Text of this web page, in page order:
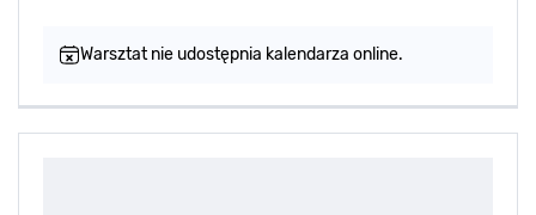
Warsztat nie udostępnia kalendarza online.